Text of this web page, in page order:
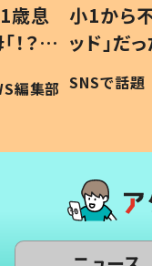
歳息
？」
編集部
小1から
ッド」だ
作り続
#令和の子
SNSで話題